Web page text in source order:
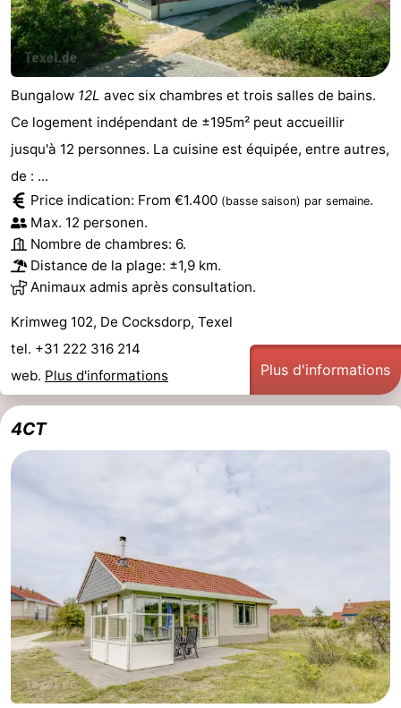
Bungalow 12L avec six chambres et trois salles de bains.
Ce logement indépendant de ±195m² peut accueillir
jusqu'à 12 personnes. La cuisine est équipée, entre autres,
de : ...
Price indication: From €1.400 (basse saison) par semaine.
Max. 12 personen.
Nombre de chambres: 6.
Distance de la plage: ±1,9 km.
Animaux admis après consultation.
Krimweg 102, De Cocksdorp, Texel
tel. +31 222 316 214
web. Plus d'informations Plus d'informations
4CT